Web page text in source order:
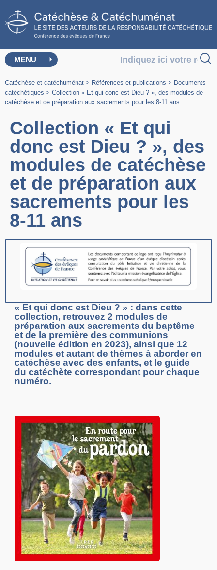
MENU
Catéchèse et catéchuménat > Références et publications > Documents
catéchétiques > Collection « Et qui donc est Dieu ? », des modules de
catéchèse et de préparation aux sacrements pour les 8-11 ans
Collection « Et qui
donc est Dieu ? », des
modules de catéchèse
et de préparation aux
sacrements pour les
8-11 ans
« Et qui donc est Dieu ? » : dans cette
collection, retrouvez 2 modules de
préparation aux sacrements du baptême
et de la première des communions
(nouvelle édition en 2023), ainsi que 12
modules et autant de thèmes à aborder en
catéchèse avec des enfants, et le guide
du catéchète correspondant pour chaque
numéro.